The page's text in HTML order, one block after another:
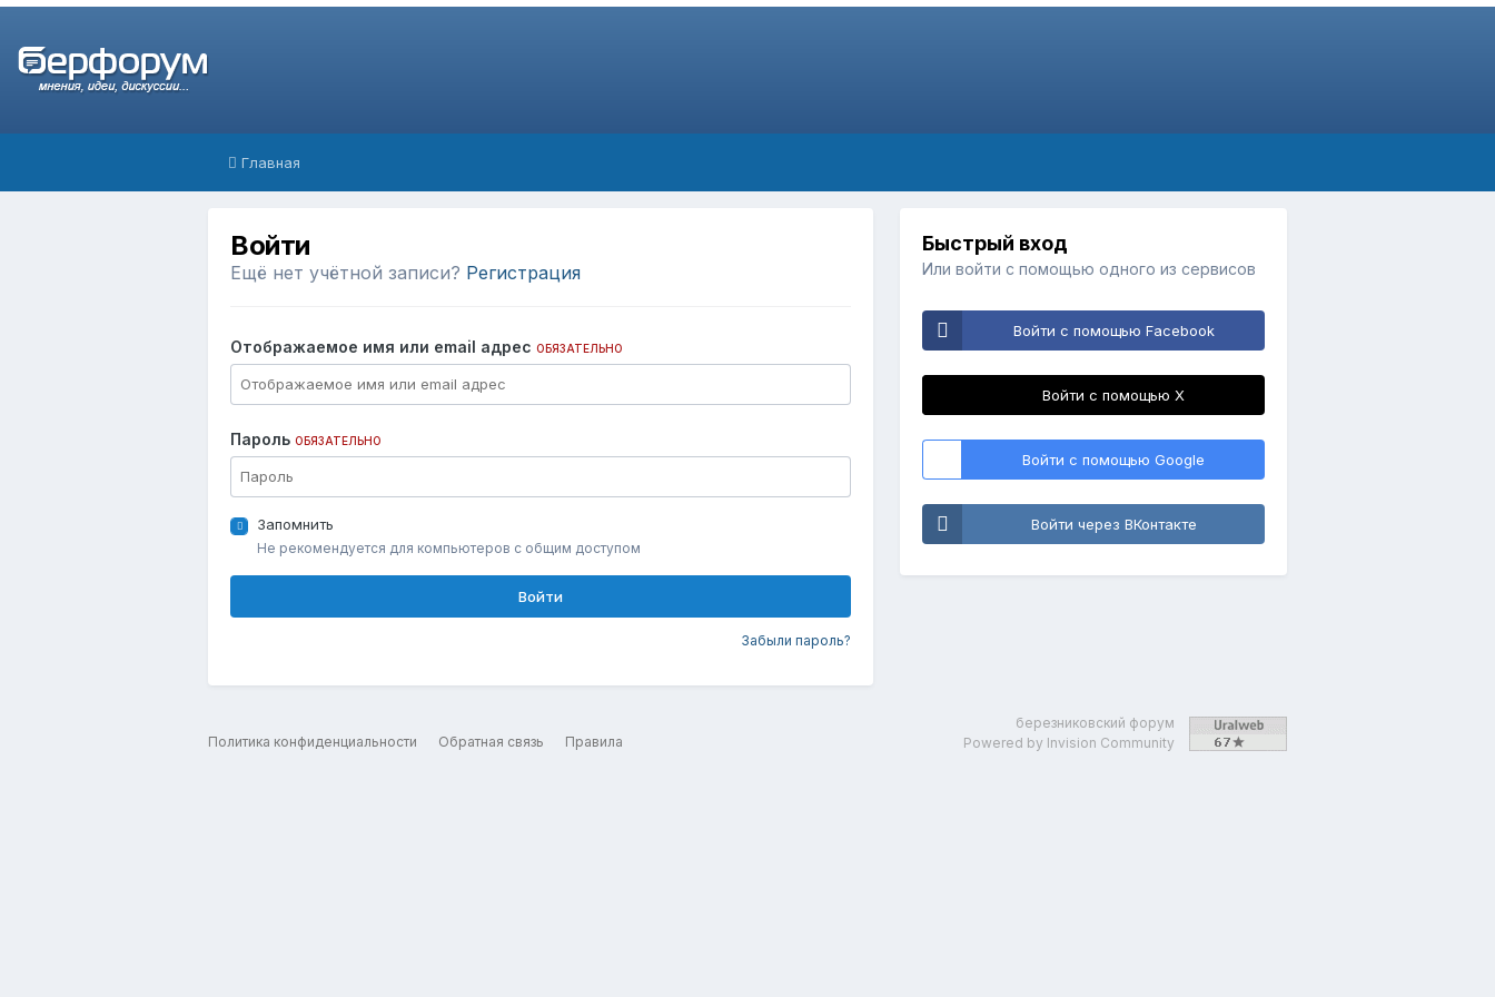
Главная
Войти
Ещё нет учётной записи? Регистрация
Отображаемое имя или email адрес ОБЯЗАТЕЛЬНО
Пароль ОБЯЗАТЕЛЬНО
Запомнить
Не рекомендуется для компьютеров с общим доступом
Войти
Забыли пароль?
Быстрый вход
Или войти с помощью одного из сервисов
Войти с помощью Facebook
Войти с помощью X
Войти с помощью Google
Войти через ВКонтакте
Политика конфиденциальности Обратная связь Правила
березниковский форум
Powered by Invision Community